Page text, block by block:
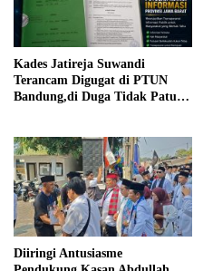
Kades Jatireja Suwandi
Terancam Digugat di PTUN
Bandung,di Duga Tidak Patuhi
Diiringi Antusiasme